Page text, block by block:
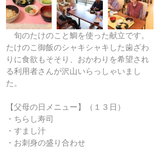
旬のたけのこと鯛を使った献立です。
たけのこ御飯のシャキシャキした歯ざわ
りに食欲もそそり、おかわりを希望され
る利用者さんが沢山いらっしゃいまし
た。
【父母の日メニュー】（１３日）
・ちらし寿司
・すまし汁
・お刺身の盛り合わせ